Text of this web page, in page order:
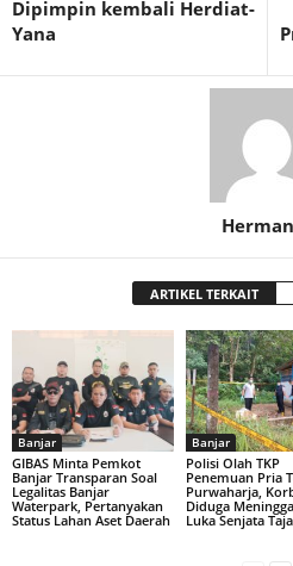
Dipimpin kembali Herdiat-
Yana
ARTIKEL TERKAIT
Banjar
GIBAS Minta Pemkot
Banjar Transparan Soal
Legalitas Banjar
Waterpark, Pertanyakan
Status Lahan Aset Daerah
Banjar
Polisi Olah TKP
Penemuan Pria
Purwaharja,
Diduga
Luka Senjata